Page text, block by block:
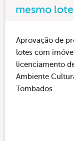
mesmo
Aprovação de
lotes com
licenciamento
Ambiente
Tombados.